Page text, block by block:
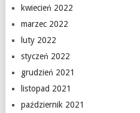
kwiecień 2022
marzec 2022
luty 2022
styczeń 2022
grudzień 2021
listopad 2021
październik 2021